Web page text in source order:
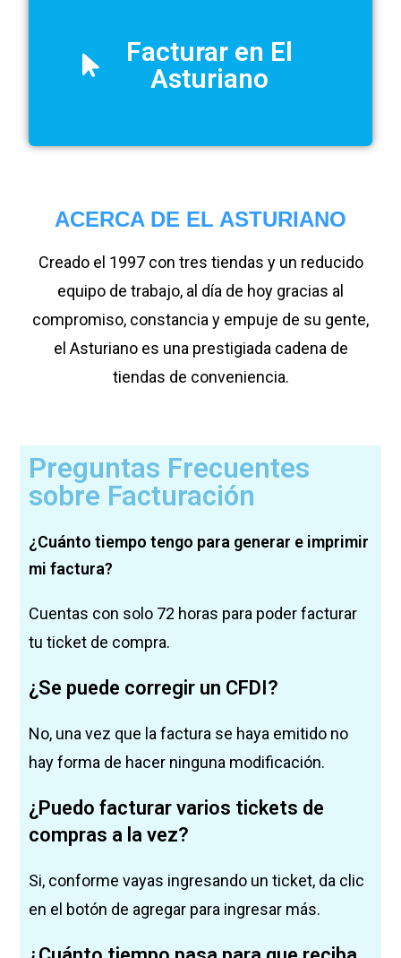
Facturar en El
Asturiano
ACERCA DE EL ASTURIANO
Creado el 1997 con tres tiendas y un reducido
equipo de trabajo, al día de hoy gracias al
compromiso, constancia y empuje de su gente,
el Asturiano es una prestigiada cadena de
tiendas de conveniencia.
Preguntas Frecuentes
sobre Facturación
¿Cuánto tiempo tengo para generar e imprimir
mi factura?
Cuentas con solo 72 horas para poder facturar
tu ticket de compra.
¿Se puede corregir un CFDI?
No, una vez que la factura se haya emitido no
hay forma de hacer ninguna modificación.
¿Puedo facturar varios tickets de
compras a la vez?
Si, conforme vayas ingresando un ticket, da clic
en el botón de agregar para ingresar más.